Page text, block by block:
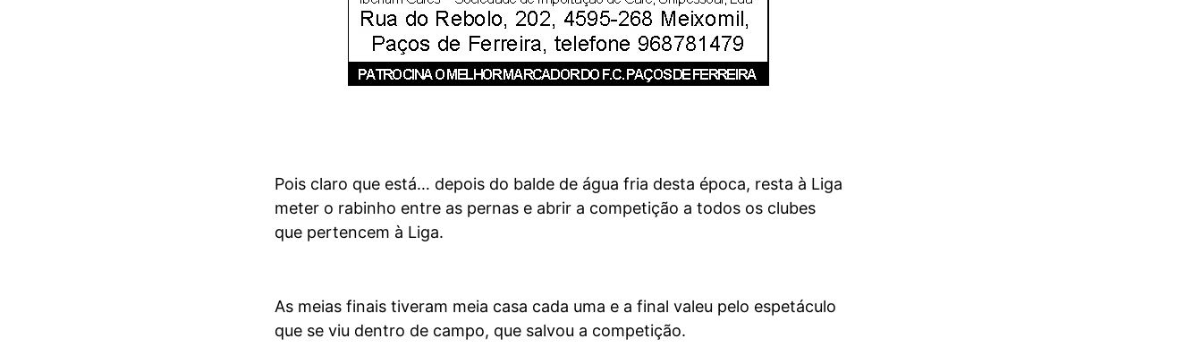
Pois claro que está… depois do balde de água fria desta época, resta à Liga
meter o rabinho entre as pernas e abrir a competição a todos os clubes
que pertencem à Liga.
As meias finais tiveram meia casa cada uma e a final valeu pelo espetáculo
que se viu dentro de campo, que salvou a competição.